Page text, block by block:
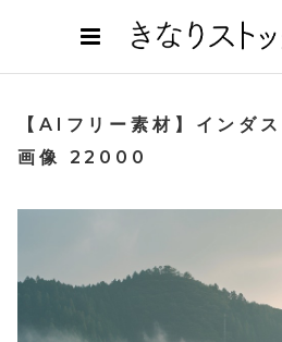
【AIフリー素材】インダ
画像 22000